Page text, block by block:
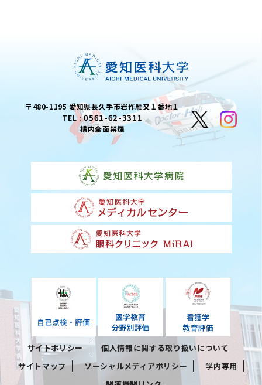
〒480-1195 愛知県長久手市岩作雁又１番地１
TEL :0561-62-3311
構内全面禁煙
サイトポリシー
個人情報に関する取り扱いについて
サイトマップ
ソーシャルメディアポリシー
学内専用